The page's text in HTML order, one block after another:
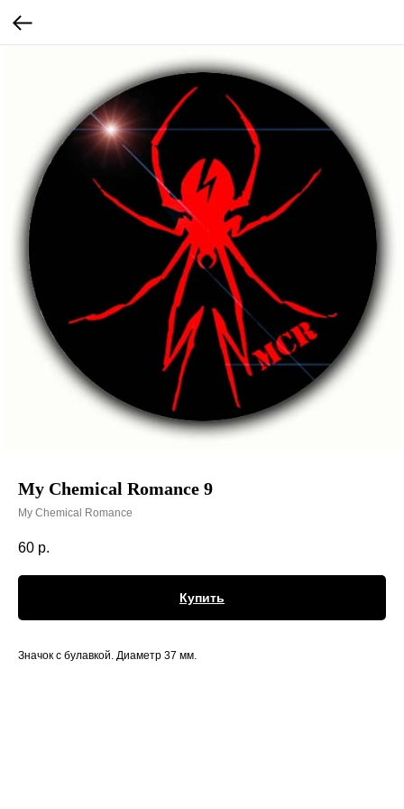
My Chemical Romance 9
My Chemical Romance
60 р.
Купить
Значок с булавкой. Диаметр 37 мм.